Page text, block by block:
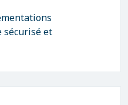
sécurisé et